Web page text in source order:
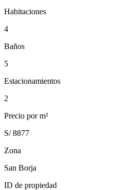
Habitaciones
4
Baños
5
Estacionamientos
2
Precio por m²
S/ 8877
Zona
San Borja
ID de propiedad